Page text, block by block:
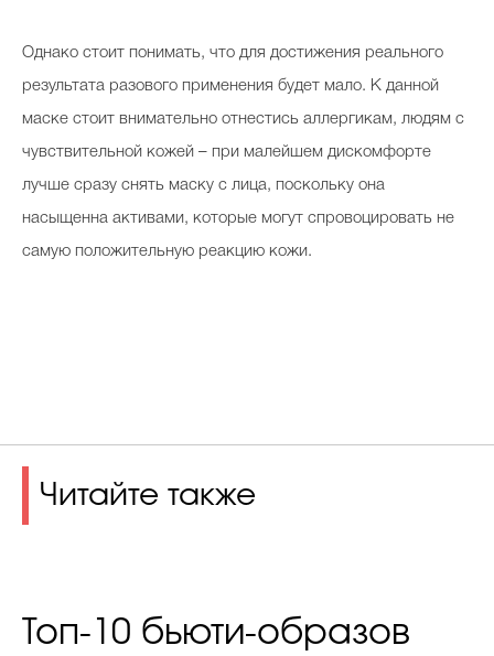
Однако стоит понимать, что для достижения реального
результата разового применения будет мало. К данной
маске стоит внимательно отнестись аллергикам, людям с
чувствительной кожей – при малейшем дискомфорте
лучше сразу снять маску с лица, поскольку она
насыщенна активами, которые могут спровоцировать не
самую положительную реакцию кожи.
Читайте также
Топ-10 бьюти-образов